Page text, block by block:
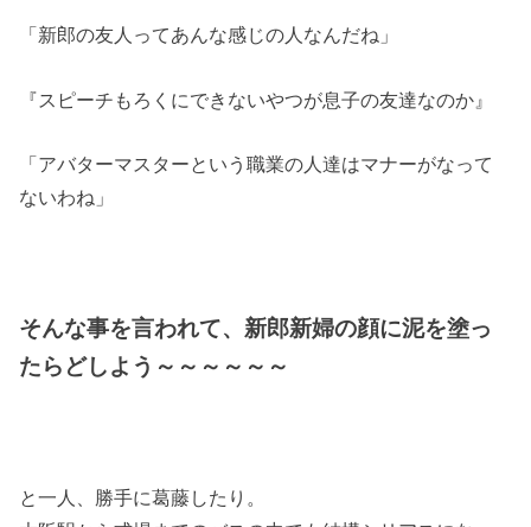
「新郎の友人ってあんな感じの人なんだね」
『スピーチもろくにできないやつが息子の友達なのか』
「アバターマスターという職業の人達はマナーがなって
ないわね」
そんな事を言われて、新郎新婦の顔に泥を塗っ
たらどしよう～～～～～～
と一人、勝手に葛藤したり。